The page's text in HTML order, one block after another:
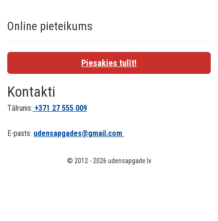
Online pieteikums
Piesakies tulīt!
Kontakti
Tālrunis: +371 27 555 009
E-pasts: udensapgades@gmail.com
© 2012 - 2026 udensapgade.lv